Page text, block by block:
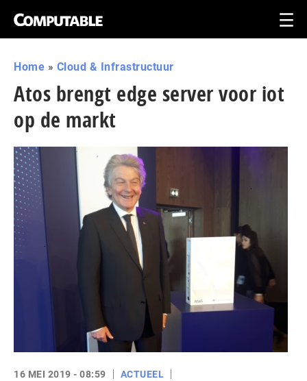
Home » Cloud & Infrastructuur
Atos brengt edge server voor iot
op de markt
16 MEI 2019 - 08:59
ACTUEEL